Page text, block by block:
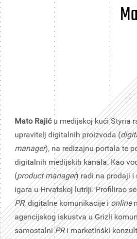
Mato Rajiću medijskoj kući Styria
upravitelj digitalnih proizvoda (
manager), na redizajnu portala te
digitalnih medijskih kanala. Kao
(product manager) radi na prodaji
igara u Hrvatskoj lutriji. Profilirao
PR, digitalne komunikacije ionline
agencijskog iskustva u Grizli
samostalniPRi marketinški